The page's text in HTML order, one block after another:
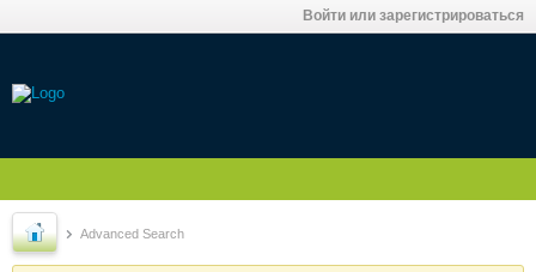
Войти или зарегистрироваться
Advanced Search